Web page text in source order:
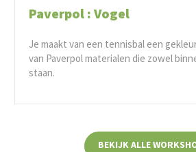
Paverpol : Vogel
Je maakt van een tennisbal een
van Paverpol materialen die zowel
staan.
BEKIJK ALLE